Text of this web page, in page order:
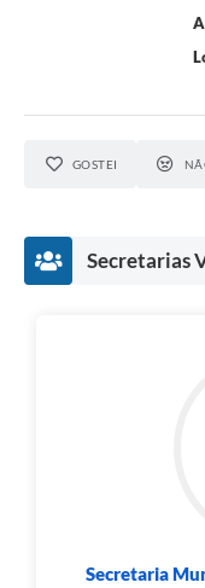
GOSTEI
Secretarias
Secretaria